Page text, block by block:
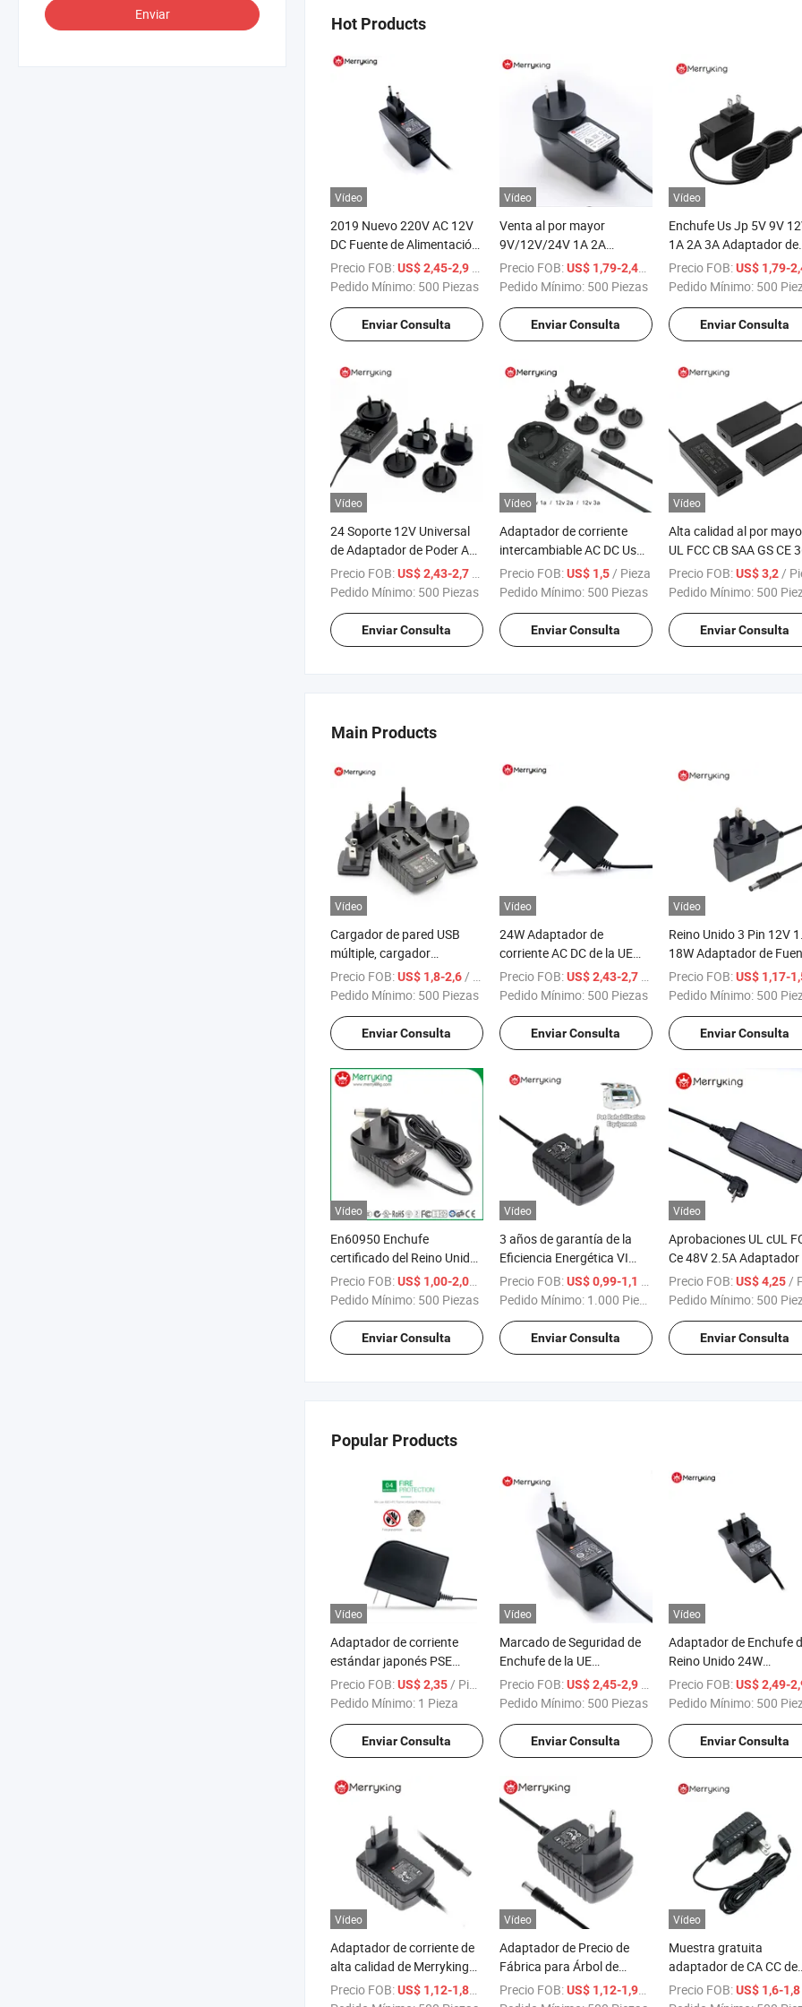
Hot Products
Vídeo
2019 Nuevo 220V AC 12V
DC Fuente de Alimentación
12V 2A Adaptador de
Regleta de Alimentación AC
y Salud
Precio FOB:US$ 2,45-2,9 / Pieza
Pedido Mínimo: 500 Piezas
Enviar Consulta
Vídeo
Venta al por mayor
9V/12V/24V 1A 2A
Adaptador de corriente
AC/DC 18W 24V 750mA
24V Adaptador de energía
Precio FOB:US$ 1,79-2,45
/ Pieza
Pedido Mínimo: 500 Piezas
Enviar Consulta
Vídeo
Enchufe Us Jp 5V 9V
1A 2A 3A Adaptador de
corriente 12V
de fuente de
LED
Precio FOB:US$ 1,79-
Pedido Mínimo: 500
Enviar Consulta
Vídeo
24 Soporte 12V Universal
de Adaptador de Poder AC
DC con 3 Años de Garantía
Cumple con Todas las
Seguridad
Precio FOB:US$ 2,43-2,7 / Pieza
Pedido Mínimo: 500 Piezas
Enviar Consulta
Vídeo
Adaptador de corriente
intercambiable AC DC Us
EU Au UK con UL cUL Ce
FCC 12V 1.25A
Precio FOB:US$ 1,5/ Pieza
Pedido Mínimo: 500 Piezas
Enviar Consulta
Vídeo
Alta calidad al por
UL FCC CB SAA GS CE
2A fuentes de
de conmutación
para portátiles
Precio FOB:US$ 3,2/
Pedido Mínimo: 500
Enviar Consulta
Main Products
Vídeo
Cargador de pared USB
múltiple, cargador
intercambiable, adaptador
USB, US, UE, Reino Unido,
Precio FOB:US$ 1,8-2,6 / Pieza
Pedido Mínimo: 500 Piezas
Enviar Consulta
Vídeo
24W Adaptador de
corriente AC DC de la UE
para dispositivos de alta
calidad
Precio FOB:US$ 2,43-2,7
/ Pieza
Pedido Mínimo: 500 Piezas
Enviar Consulta
Vídeo
Reino Unido 3 Pin 12V
18W Adaptador de
de Alimentación de
Conmutación AC DC
Precio FOB:US$ 1,17-
Pedido Mínimo: 500
Enviar Consulta
Vídeo
En60950 Enchufe
certificado del Reino Unido
6V 1A Adaptador de
corriente AC DC
Precio FOB:US$ 1,00-2,00
/ Pieza
Pedido Mínimo: 500 Piezas
Enviar Consulta
Vídeo
3 años de garantía de la
Eficiencia Energética VI
Fuente de alimentación
Precio FOB:US$ 0,99-1,1 / Pieza
Pedido Mínimo: 1.000 Piezas
Enviar Consulta
Vídeo
Aprobaciones UL cUL
Ce 48V 2.5A Adaptador
corriente de escritorio y
portátil 120W Cargador
portátil
Precio FOB:US$ 4,25/
Pedido Mínimo: 500
Enviar Consulta
Popular Products
Vídeo
Adaptador de corriente
estándar japonés PSE
confiable para electrónica
9VDC 3A
Precio FOB:US$ 2,35/ Pieza
Pedido Mínimo: 1 Pieza
Enviar Consulta
Vídeo
Marcado de Seguridad de
Enchufe de la UE
Adaptador de Corriente
Alterna 5V 9V 12V 24V 1A
Potencia conmutado 12V
Precio FOB:US$ 2,45-2,9 / Pieza
Pedido Mínimo: 500 Piezas
Enviar Consulta
Vídeo
Adaptador de Enchufe
Reino Unido 24W
Suministro de Pared
2AMP Adaptador de
Adaptador de Potencia
para Iluminación LED
Precio FOB:US$ 2,49-
Pedido Mínimo: 500
Enviar Consulta
Vídeo
Adaptador de corriente de
alta calidad de Merryking
Wholesale con enchufe EU,
Precio FOB:US$ 1,12-1,89
/ Pieza
Vídeo
Adaptador de Precio de
Fábrica para Árbol de
Navidad 12V 1A 2A 3A
Precio FOB:US$ 1,12-1,93
/ Pieza
Vídeo
Muestra gratuita
adaptador de CA CC de
enchufe US 15V 0.8A
Precio FOB:US$ 1,6-1,8
Enviar